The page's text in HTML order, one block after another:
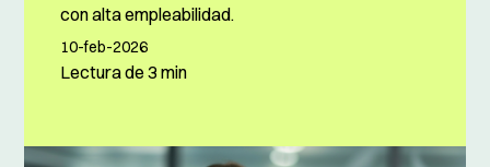
con alta empleabilidad.
10-feb-2026
Lectura de3 min